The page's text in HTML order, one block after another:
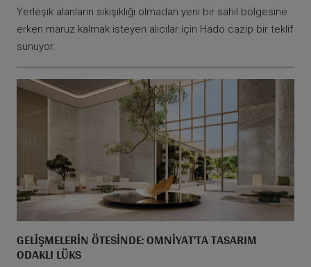
Yerleşik alanların sıkışıklığı olmadan yeni bir sahil bölgesine
erken maruz kalmak isteyen alıcılar için Hado cazip bir teklif
sunuyor.
GELIŞMELERIN ÖTESINDE: OMNIYAT'TA TASARIM
ODAKLI LÜKS